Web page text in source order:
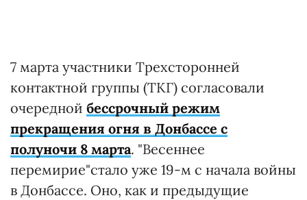
7 марта участники Трехсторонней
контактной группы (ТКГ) согласовали
очередной бессрочный режим
прекращения огня в Донбассе с
полуночи 8 марта. "Весеннее
перемирие"стало уже 19-м с начала войны
в Донбассе. Оно, как и предыдущие